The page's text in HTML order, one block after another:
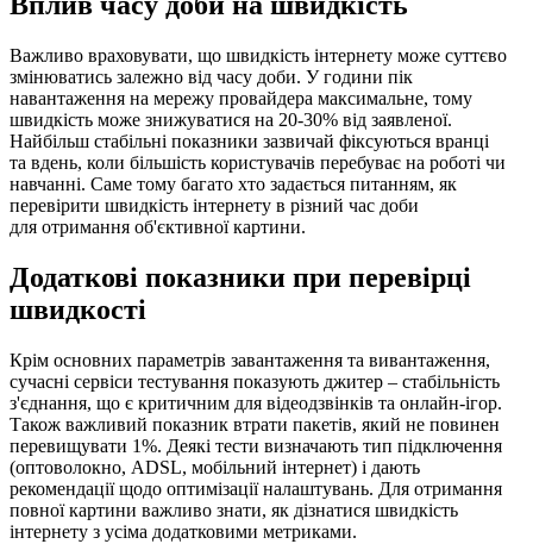
Важливо враховувати, що швидкість інтернету може суттєво
змінюватись залежно від часу доби. У години пік
навантаження на мережу провайдера максимальне, тому
швидкість може знижуватися на 20-30% від заявленої.
Найбільш стабільні показники зазвичай фіксуються вранці
та вдень, коли більшість користувачів перебуває на роботі чи
навчанні. Саме тому багато хто задається питанням, як
перевірити швидкість інтернету в різний час доби
для отримання об'єктивної картини.
Додаткові показники при перевірці
швидкості
Крім основних параметрів завантаження та вивантаження,
сучасні сервіси тестування показують джитер – стабільність
з'єднання, що є критичним для відеодзвінків та онлайн-ігор.
Також важливий показник втрати пакетів, який не повинен
перевищувати 1%. Деякі тести визначають тип підключення
(оптоволокно, ADSL, мобільний інтернет) і дають
рекомендації щодо оптимізації налаштувань. Для отримання
повної картини важливо знати, як дізнатися швидкість
інтернету з усіма додатковими метриками.